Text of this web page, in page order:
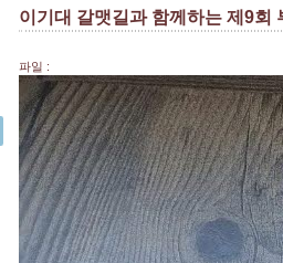
이기대 갈맷길과 함께하는 제9회
파일 :